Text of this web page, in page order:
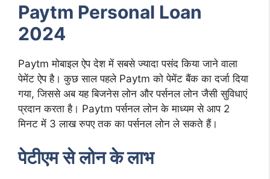
Paytm Personal Loan
2024
Paytm मोबाइल ऐप देश में सबसे ज्यादा पसंद किया जाने वाला
पेमेंट ऐप है। कुछ साल पहले Paytm को पेमेंट बैंक का दर्जा दिया
गया, जिससे अब यह बिजनेस लोन और पर्सनल लोन जैसी सुविधाएं
प्रदान करता है। Paytm पर्सनल लोन के माध्यम से आप 2
मिनट में 3 लाख रुपए तक का पर्सनल लोन ले सकते हैं।
पेटीएम से लोन के लाभ